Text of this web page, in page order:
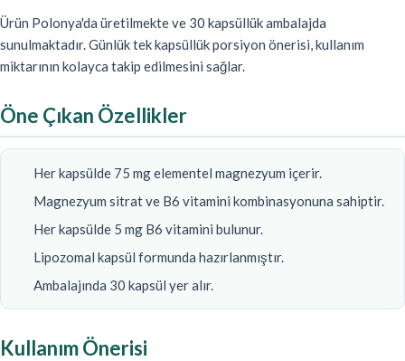
Ürün Polonya'da üretilmekte ve 30 kapsüllük ambalajda
sunulmaktadır. Günlük tek kapsüllük porsiyon önerisi, kullanım
miktarının kolayca takip edilmesini sağlar.
Öne Çıkan Özellikler
Her kapsülde 75 mg elementel magnezyum içerir.
Magnezyum sitrat ve B6 vitamini kombinasyonuna sahiptir.
Her kapsülde 5 mg B6 vitamini bulunur.
Lipozomal kapsül formunda hazırlanmıştır.
Ambalajında 30 kapsül yer alır.
Kullanım Önerisi